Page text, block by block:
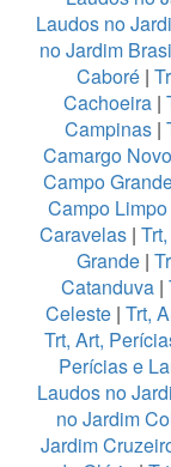
Laudos no
no Jardim
Caboré|
Cachoeira |
Campinas|
Camargo Novo
Campo
Campo Limpo
Caravelas|
Grande|
Catanduva |
Celeste| Trt,
Trt, Art,
Perícias e
Laudos no
no Jardim
Jardim